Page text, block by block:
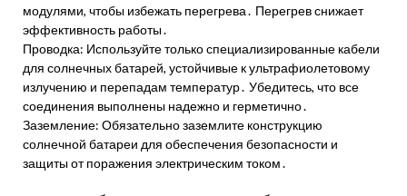
модулями, чтобы избежать перегрева․ Перегрев снижает
эффективность работы․
Проводка: Используйте только специализированные кабели
для солнечных батарей, устойчивые к ультрафиолетовому
излучению и перепадам температур․ Убедитесь, что все
соединения выполнены надежно и герметично․
Заземление: Обязательно заземлите конструкцию
солнечной батареи для обеспечения безопасности и
защиты от поражения электрическим током․